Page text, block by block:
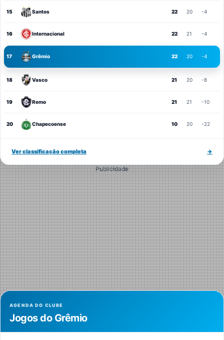
15 Santos 22 20 -4
16 Internacional 22 21 -4
17 Grêmio 22 20 -4
18 Vasco 21 20 -8
19 Remo 21 21 -10
20 Chapecoense 10 20 -22
Ver classificação completa →
Publicidade
AGENDA DO CLUBE
Jogos do Grêmio